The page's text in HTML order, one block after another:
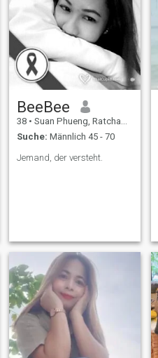
BeeBee
38 • Suan Phueng, Ratchaburi, Thailand
Suche: Männlich 45 - 70
Jemand, der versteht.